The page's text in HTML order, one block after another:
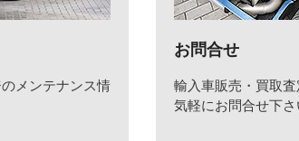
メンテナンス情
お問合せ
輸入車販売・買取
気軽にお問合せ下さ